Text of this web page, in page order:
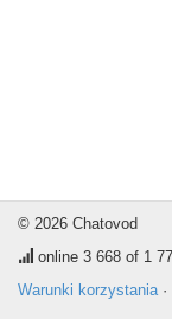
© 2026 Chatovod
online 3 668 of 1
Warunki korzystania·